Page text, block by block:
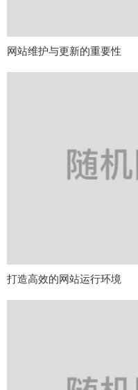
网站维护与更新的重要性
打造高效的网站运行环境